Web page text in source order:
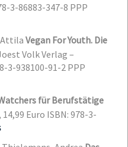
3-86883-347-8 PPP
Vegan For Youth. Die
Volk Verlag –
3-938100-91-2 PPP
für Berufstätige
Euro ISBN: 978-3-